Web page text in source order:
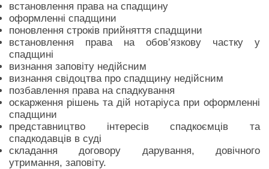
встановлення права на спадщину
оформленні спадщини
поновлення строків прийняття спадщини
встановлення права на обов’язкову частку у
спадщині
визнання заповіту недійсним
визнання свідоцтва про спадщину недійсним
позбавлення права на спадкування
оскарження рішень та дій нотаріуса при оформленні
спадщини
представництво інтересів спадкоємців та
спадкодавців в суді
складання договору дарування, довічного
утримання, заповіту.